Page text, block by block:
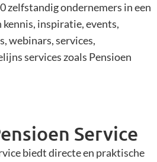
zelfstandig ondernemers in een
inspiratie, events,
webinars, services,
services zoals Pensioen
Service
biedt directe en praktische